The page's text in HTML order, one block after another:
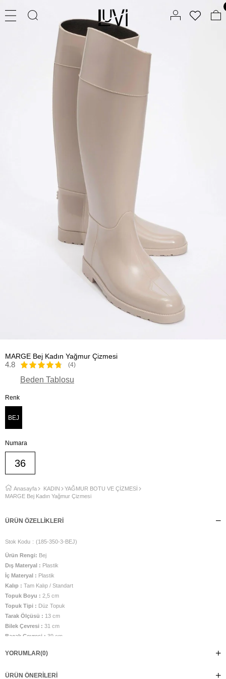
MARGE Bej Kadın Yağmur Çizmesi
4.8 (4)
Beden Tablosu
Renk
BEJ
Numara
36
Anasayfa KADIN
YAĞMUR BOTU VE ÇİZMESİ
MARGE Bej Kadın Yağmur Çizmesi
ÜRÜN ÖZELLIKLERI
Stok Kodu (185-350-3-BEJ)
Ürün Rengi: Bej
Dış Materyal : Plastik
İç Materyal : Plastik
Kalıp : Tam Kalıp / Standart
Topuk Boyu : 2,5 cm
Topuk Tipi : Düz Topuk
Tarak Ölçüsü : 13 cm
Bilek Çevresi : 31 cm
Bacak Çevresi : 39 cm
İç Taban Ölçüsü :
Üretim Yeri :Türkiye
YORUMLAR(0)
ÜRÜN ÖNERILERI